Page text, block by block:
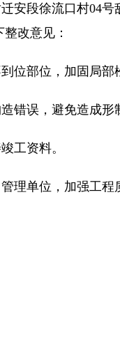
安段徐流口村04
改意见：
位部位，加固局部
错误，避免造成形
工资料。
理单位，加强工程